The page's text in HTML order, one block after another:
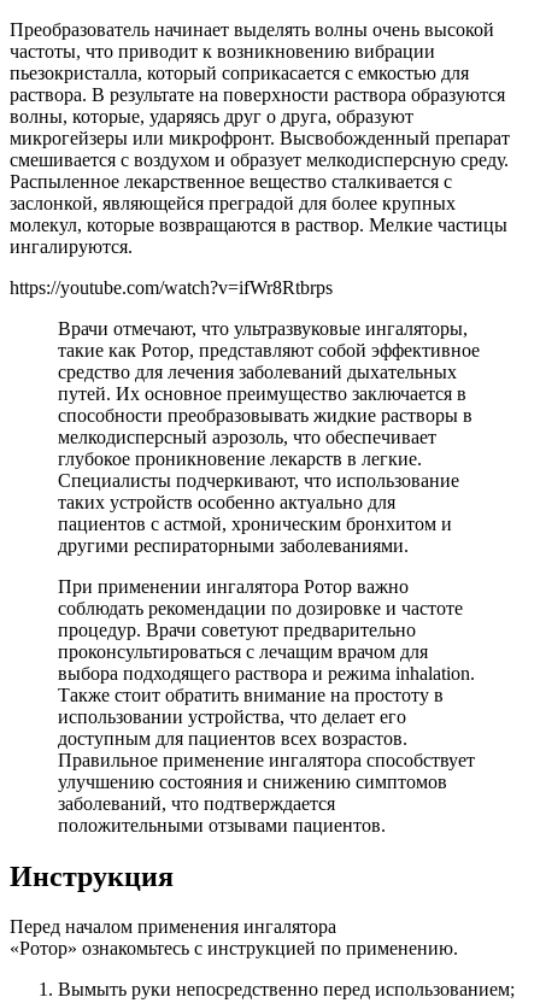
Преобразователь начинает выделять волны очень высокой
частоты, что приводит к возникновению вибрации
пьезокристалла, который соприкасается с емкостью для
раствора. В результате на поверхности раствора образуются
волны, которые, ударяясь друг о друга, образуют
микрогейзеры или микрофронт. Высвобожденный препарат
смешивается с воздухом и образует мелкодисперсную среду.
Распыленное лекарственное вещество сталкивается с
заслонкой, являющейся преградой для более крупных
молекул, которые возвращаются в раствор. Мелкие частицы
ингалируются.
https://youtube.com/watch?v=ifWr8Rtbrps
Врачи отмечают, что ультразвуковые ингаляторы,
такие как Ротор, представляют собой эффективное
средство для лечения заболеваний дыхательных
путей. Их основное преимущество заключается в
способности преобразовывать жидкие растворы в
мелкодисперсный аэрозоль, что обеспечивает
глубокое проникновение лекарств в легкие.
Специалисты подчеркивают, что использование
таких устройств особенно актуально для
пациентов с астмой, хроническим бронхитом и
другими респираторными заболеваниями.
При применении ингалятора Ротор важно
соблюдать рекомендации по дозировке и частоте
процедур. Врачи советуют предварительно
проконсультироваться с лечащим врачом для
выбора подходящего раствора и режима inhalation.
Также стоит обратить внимание на простоту в
использовании устройства, что делает его
доступным для пациентов всех возрастов.
Правильное применение ингалятора способствует
улучшению состояния и снижению симптомов
заболеваний, что подтверждается
положительными отзывами пациентов.
Инструкция
Перед началом применения ингалятора
«Ротор» ознакомьтесь с инструкцией по применению.
Вымыть руки непосредственно перед использованием;